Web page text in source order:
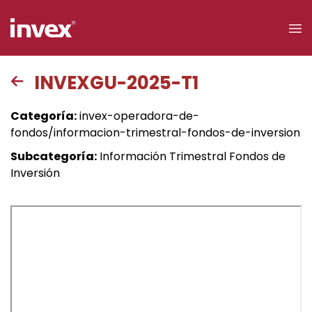
Acceso a
clientes
Buscar
INVEXGU-2025-T1
Categoría:invex-operadora-de-
fondos/informacion-trimestral-fondos-de-inversion
Subcategoría: Información Trimestral Fondos de
Inversión